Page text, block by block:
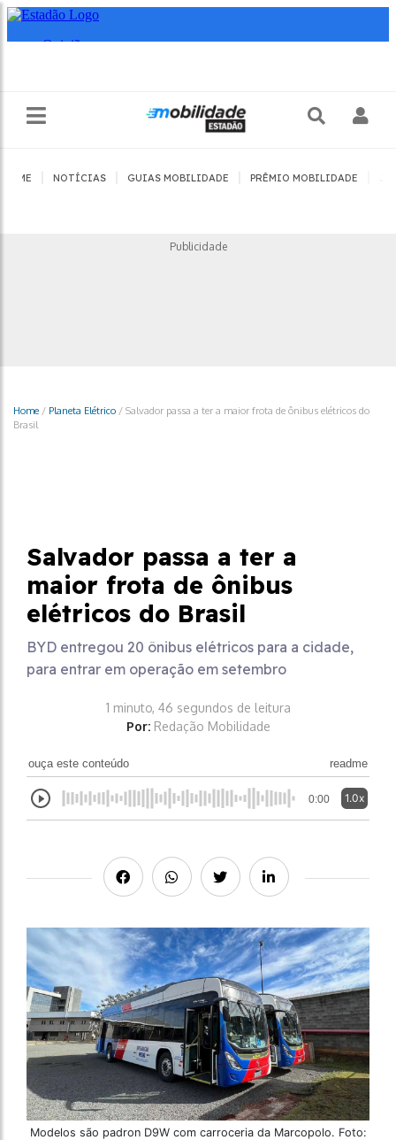
HOME NOTÍCIAS GUIAS MOBILIDADE PRÊMIO MOBILIDADE
Publicidade
Home / Planeta Elétrico / Salvador passa a ter a maior frota de ônibus elétricos do
Brasil
Salvador passa a ter a
maior frota de ônibus
elétricos do Brasil
BYD entregou 20 ônibus elétricos para a cidade,
para entrar em operação em setembro
1 minuto, 46 segundos de leitura
Por: Redação Mobilidade
ouça este conteúdo readme
0:00 1.0x
Modelos são padron D9W com carroceria da Marcopolo. Foto: